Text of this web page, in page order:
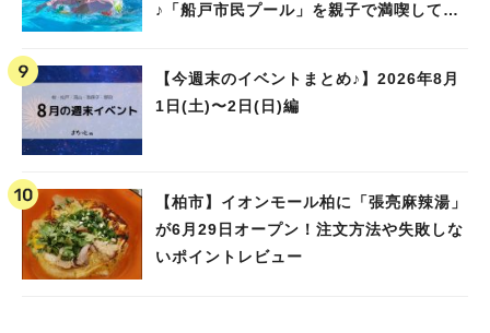
♪「船戸市民プール」を親子で満喫してき
【今週末のイベントまとめ♪】2026年8月
1日(土)〜2日(日)編
【柏市】イオンモール柏に「張亮麻辣湯」
が6月29日オープン！注文方法や失敗しな
いポイントレビュー